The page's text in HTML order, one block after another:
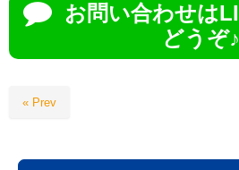
お問い合わせは
どうぞ♪
« Prev